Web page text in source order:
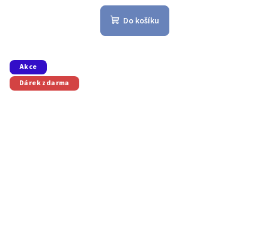
Do košíku
Akce
Dárek zdarma